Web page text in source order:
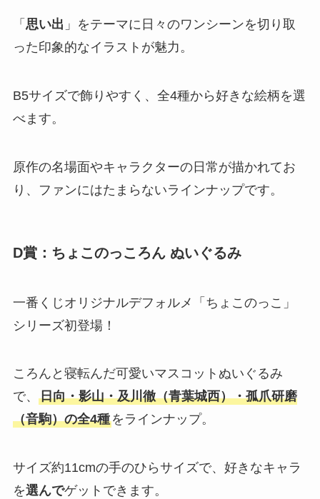
「 思い出 」をテーマに日々のワンシーンを切り取
った印象的なイラストが魅力。
B5サイズで飾りやすく、全4種から好きな絵柄を選
べます。
原作の名場面やキャラクターの日常が描かれてお
り、ファンにはたまらないラインナップです。
D賞：ちょこのっころん ぬいぐるみ
一番くじオリジナルデフォルメ「ちょこのっこ」
シリーズ初登場！
ころんと寝転んだ可愛いマスコットぬいぐるみ
で、 日向・影山・及川徹（青葉城西）・孤爪研磨
（音駒）の全4種をラインナップ。
サイズ約11cmの手のひらサイズで、好きなキャラ
を選んでゲットできます。